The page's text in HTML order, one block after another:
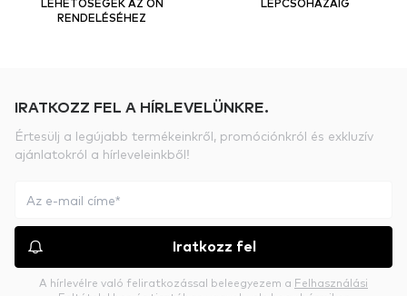
RENDELÉSÉHEZ
IRATKOZZ FEL A HÍRLEVELÜNKRE.
Értesülj a legújabb termékeinkről, promóciónkról és exkluzív
ajánlatokról a hírleveleinkből!
Iratkozz fel
A hírlevélre való feliratkozással beleegyezem a Felhasználási